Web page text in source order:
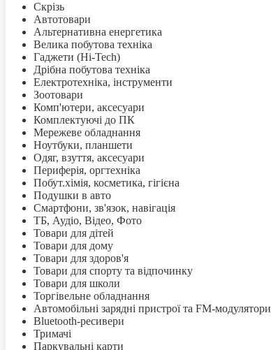
Скрізь
Автотовари
Альтернативна енергетика
Велика побутова техніка
Гаджети (Hi-Tech)
Дрібна побутова техніка
Електротехніка, інструменти
Зоотовари
Комп'ютери, аксесуари
Комплектуючі до ПК
Мережеве обладнання
Ноутбуки, планшети
Одяг, взуття, аксесуари
Периферія, оргтехніка
Побут.хімія, косметика, гігієна
Подушки в авто
Смартфони, зв'язок, навігація
ТБ, Аудіо, Відео, Фото
Товари для дітей
Товари для дому
Товари для здоров'я
Товари для спорту та відпочинку
Товари для школи
Торгівельне обладнання
Автомобільні зарядні пристрої та FM-модулятори
Bluetooth-ресивери
Тримачі
Паркувальні карти